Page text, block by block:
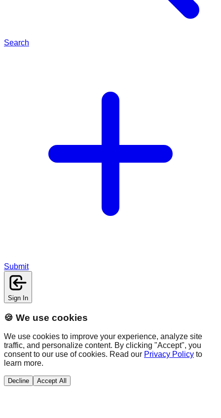
Search
Submit
Sign In
🍪 We use cookies
We use cookies to improve your experience, analyze site
traffic, and personalize content. By clicking "Accept", you
consent to our use of cookies. Read our Privacy Policy to
learn more.
Decline Accept All